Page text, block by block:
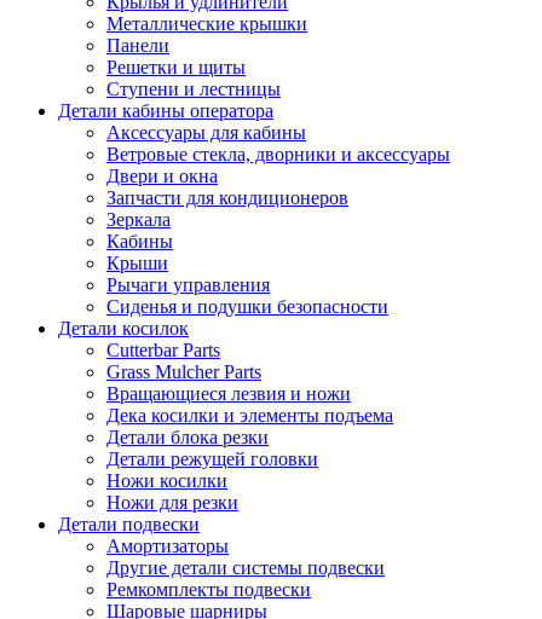
Металлические крышки
Панели
Решетки и щиты
Ступени и лестницы
Детали кабины оператора
Аксессуары для кабины
Ветровые стекла, дворники и аксессуары
Двери и окна
Запчасти для кондиционеров
Зеркала
Кабины
Крыши
Рычаги управления
Сиденья и подушки безопасности
Детали косилок
Cutterbar Parts
Grass Mulcher Parts
Вращающиеся лезвия и ножи
Дека косилки и элементы подъема
Детали блока резки
Детали режущей головки
Ножи косилки
Ножи для резки
Детали подвески
Амортизаторы
Другие детали системы подвески
Ремкомплекты подвески
Шаровые шарниры